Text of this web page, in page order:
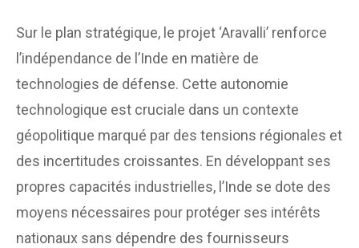
Sur le plan stratégique, le projet ‘Aravalli’ renforce
l’indépendance de l’Inde en matière de
technologies de défense. Cette autonomie
technologique est cruciale dans un contexte
géopolitique marqué par des tensions régionales et
des incertitudes croissantes. En développant ses
propres capacités industrielles, l’Inde se dote des
moyens nécessaires pour protéger ses intérêts
nationaux sans dépendre des fournisseurs